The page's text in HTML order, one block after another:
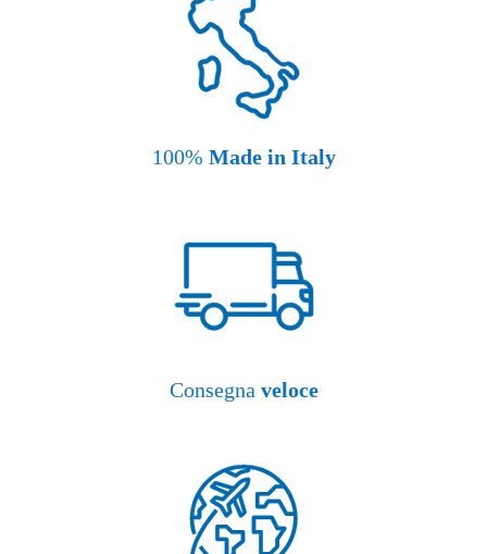
100% Made in Italy
Consegna veloce